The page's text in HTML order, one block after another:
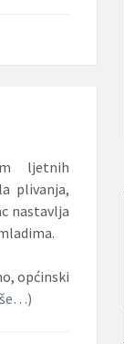
ljetnih
plivanja,
nastavlja
općinski